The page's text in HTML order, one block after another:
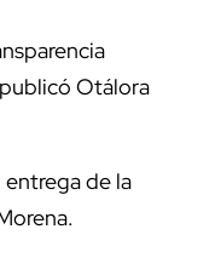
Otálora
de la